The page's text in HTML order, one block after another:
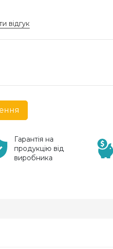
відгук
Гарантія на
продукцію від
виробника